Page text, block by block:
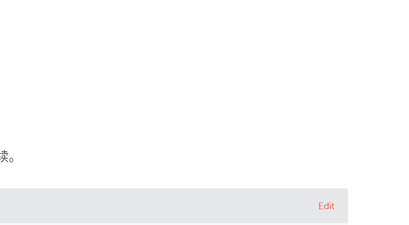
。